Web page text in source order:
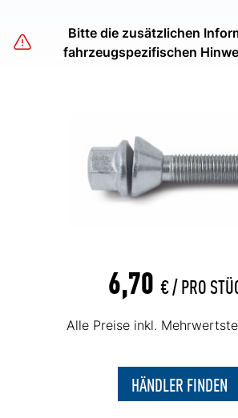
Bitte die zusätzlichen
fahrzeugspezifischen
6,70 € /PRO
Alle Preise inkl.
HÄNDLER FINDEN